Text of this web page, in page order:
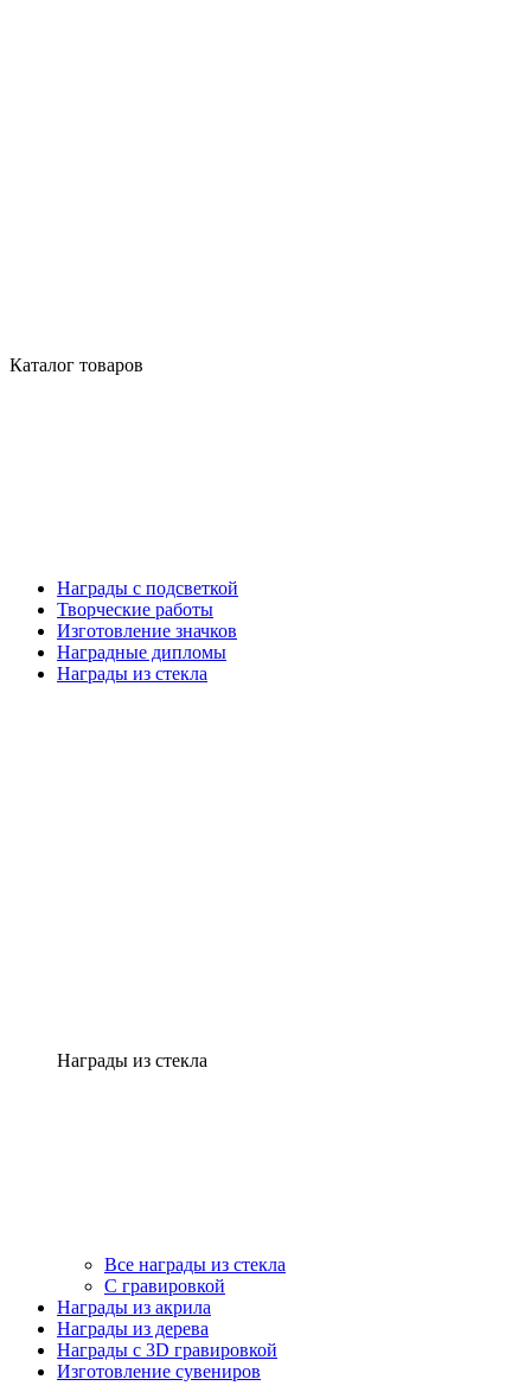
Каталог товаров
Награды с подсветкой
Творческие работы
Изготовление значков
Наградные дипломы
Награды из стекла
Награды из стекла
Все награды из стекла
С гравировкой
Награды из акрила
Награды из дерева
Награды с 3D гравировкой
Изготовление сувениров